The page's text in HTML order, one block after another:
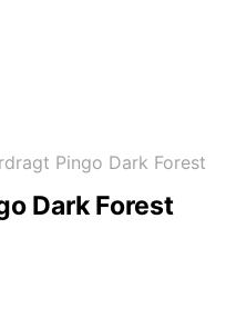
Pingo Dark Forest
Dark Forest